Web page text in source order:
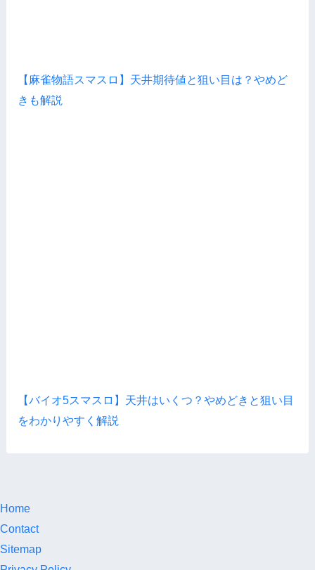
【麻雀物語スマスロ】天井期待値と狙い目は？やめど
きも解説
【バイオ5スマスロ】天井はいくつ？やめどきと狙い目
をわかりやすく解説
Home
Contact
Sitemap